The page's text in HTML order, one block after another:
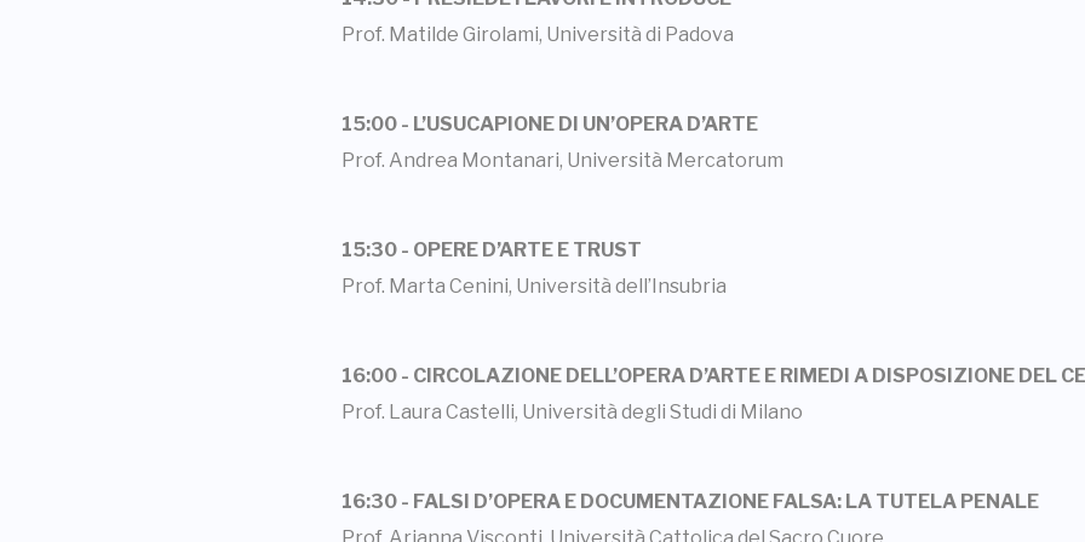
Prof. Matilde Girolami, Università di Padova
15:00 - L’USUCAPIONE DI UN’OPERA D’ARTE
Prof. Andrea Montanari, Università Mercatorum
15:30 - OPERE D’ARTE E TRUST
Prof. Marta Cenini, Università dell’Insubria
16:00 - CIRCOLAZIONE DELL’OPERA D’ARTE E RIMEDI A DISPOSIZIONE DEL
Prof. Laura Castelli, Università degli Studi di Milano
16:30 - FALSI D’OPERA E DOCUMENTAZIONE FALSA: LA TUTELA PENALE